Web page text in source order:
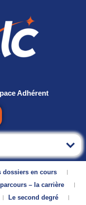
Adhérent
dossiers en cours
– la carrière
Le second degré